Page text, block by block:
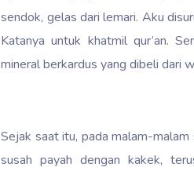
sendok, gelas dari lemari. Aku
Katanya untuk khatmil qur’an.
mineral berkardus yang dibeli dari
Sejak saat itu, pada malam-
susah payah dengan kakek,